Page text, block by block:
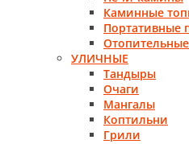
Каминные
Портативные
УЛИЧНЫЕ
Тандыры
Очаги
Мангалы
Коптильни
Грили